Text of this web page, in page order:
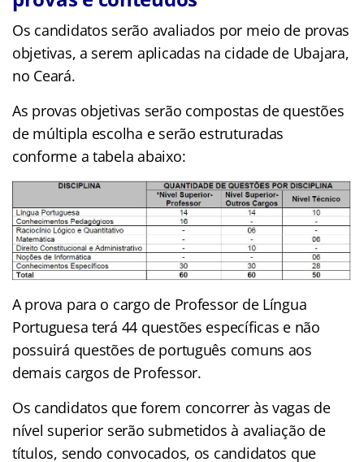
Os candidatos serão avaliados por meio de provas
objetivas, a serem aplicadas na cidade de Ubajara,
no Ceará.
As provas objetivas serão compostas de questões
de múltipla escolha e serão estruturadas
conforme a tabela abaixo:
A prova para o cargo de Professor de Língua
Portuguesa terá 44 questões específicas e não
possuirá questões de português comuns aos
demais cargos de Professor.
Os candidatos que forem concorrer às vagas de
nível superior serão submetidos à avaliação de
títulos, sendo convocados, os candidatos que